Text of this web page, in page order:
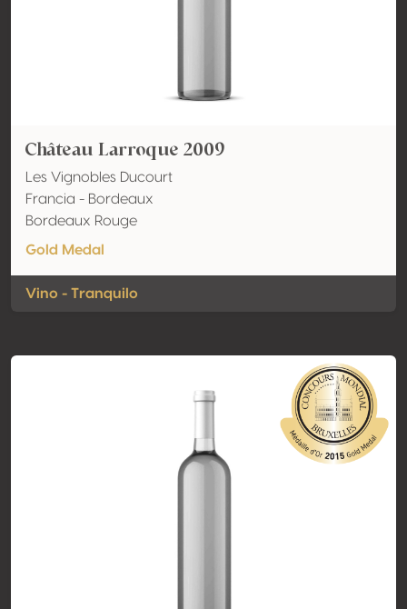
Château Larroque 2009
Les Vignobles Ducourt
Francia - Bordeaux
Bordeaux Rouge
Gold Medal
Vino - Tranquilo